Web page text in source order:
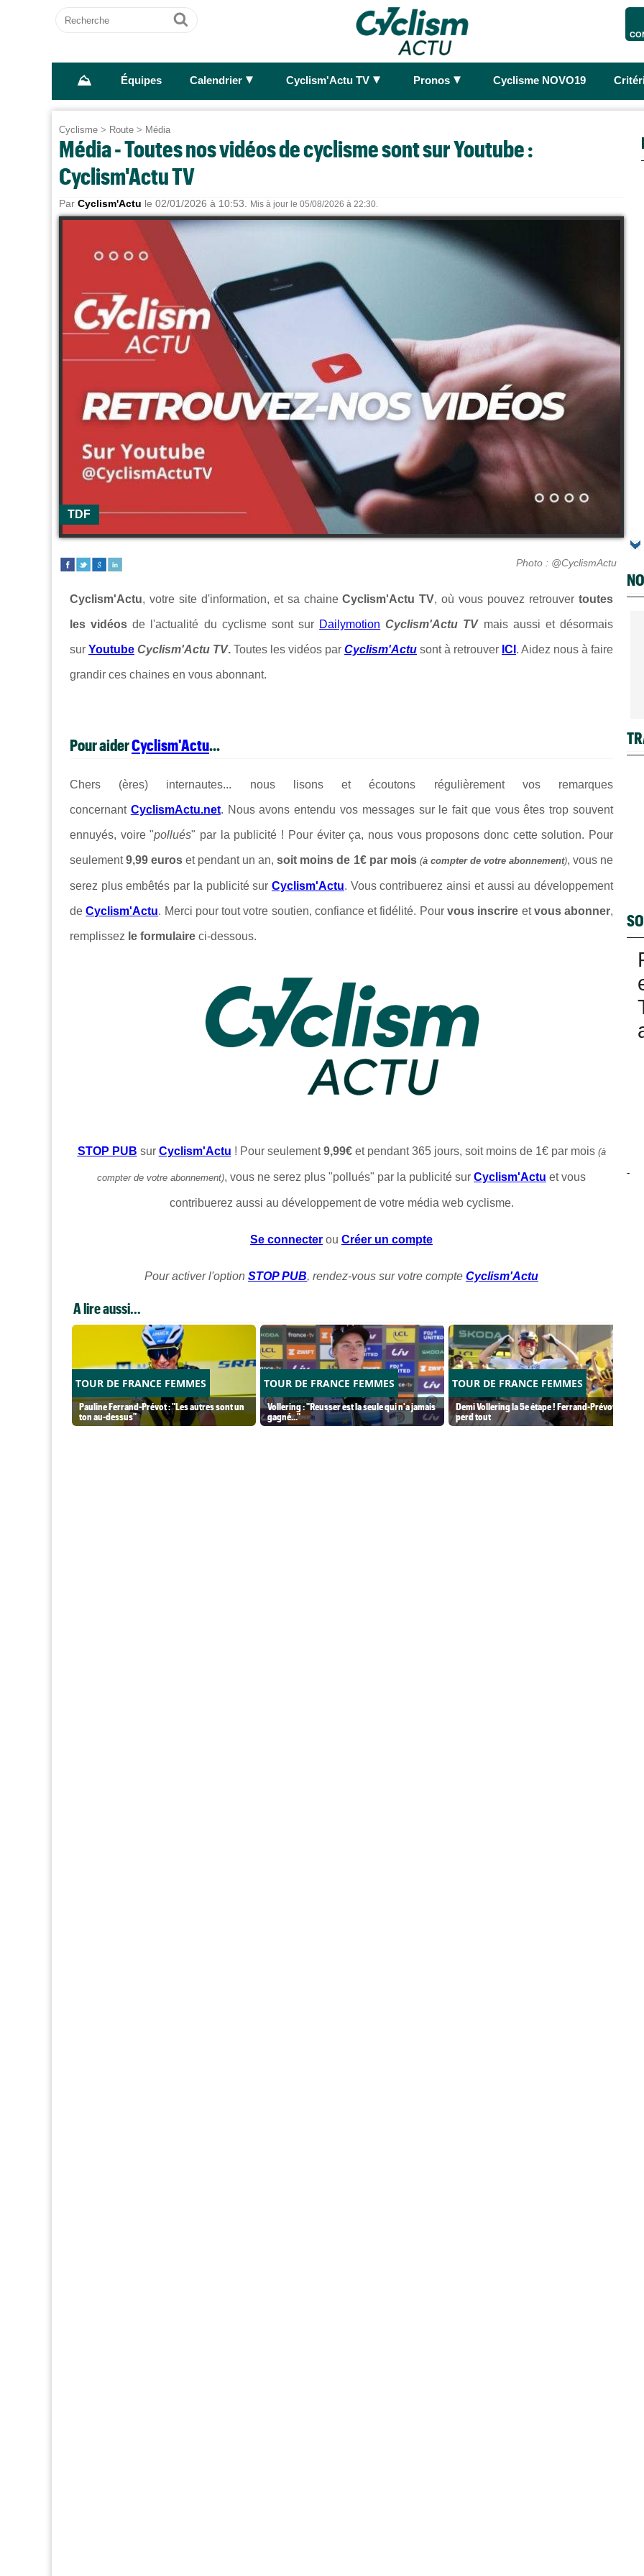
Recherche
Ok
⛰ Équipes Calendrier ► Cyclism'Actu TV ► Pronos ► Cyclisme NOVO19
Cyclisme > Route > Média
Média - Toutes nos vidéos de cyclisme sont sur Youtube :
Cyclism'Actu TV
Par Cyclism'Actu le 02/01/2026 à 10:53. Mis à jour le 05/08/2026 à 22:30.
TDF
Photo : @CyclismActu
Cyclism'Actu, votre site d'information, et sa chaineCyclism'Actu TV, où vous pouvez retrouvertoutes
les vidéosde l'actualité du cyclisme sont sur Dailymotion Cyclism'Actu TV mais aussi et désormais
sur Youtube Cyclism'Actu TV. Toutes les vidéos par Cyclism'Actu sont à retrouver ICI . Aidez nous à faire
grandir ces chaines en vous abonnant.
Pour aiderCyclism'Actu...
Chers (ères) internautes... nous lisons et écoutons régulièrement vos remarques
concernant CyclismActu.net. Nous avons entendu vos messages sur le fait que vous êtes trop souvent
ennuyés, voire "pollués" par la publicité ! Pour éviter ça, nous vous proposons donc cette solution. Pour
seulement9,99 euros et pendant un an,soit moins de 1€ par mois (à compter de votre abonnement), vous ne
serez plus embêtés par la publicité sur Cyclism'Actu. Vous contribuerez ainsi et aussi au développement
deCyclism'Actu. Merci pour tout votre soutien, confiance et fidélité. Pourvous inscrire etvous abonner,
remplissez le formulaire ci-dessous.
STOP PUB sur Cyclism'Actu ! Pour seulement9,99€et pendant 365 jours, soit moins de 1€ par mois (à
compter de votre abonnement), vous ne serez plus "pollués" par la publicité sur Cyclism'Actu et vous
contribuerez aussi au développement de votre média web cyclisme.
Se connecter ou Créer un compte
Pour activer l'option STOP PUB, rendez-vous sur votre compte Cyclism'Actu
A lire aussi...
TOUR DE FRANCE FEMMES
Pauline Ferrand-Prévot : "Les autres sont un
ton au-dessus"
TOUR DE FRANCE FEMMES
Vollering : "Reusser est la seule qui n'a jamais
gagné..."
TOUR DE FRANCE FEMMES
Demi Vollering la 5e étape ! Ferrand-Prévot
perd tout
-